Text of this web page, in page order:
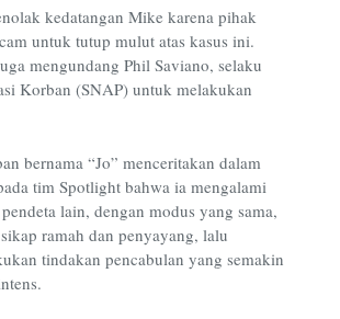
kedatangan Mike karena pihak
untuk tutup mulut atas kasus ini.
mengundang Phil Saviano, selaku
Korban (SNAP) untuk melakukan
bernama “Jo” menceritakan dalam
tim Spotlight bahwa ia mengalami
lain, dengan modus yang sama,
ramah dan penyayang, lalu
tindakan pencabulan yang semakin